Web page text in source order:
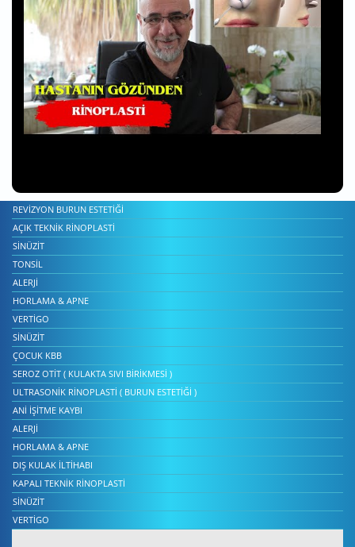
REVIZYON BURUN ESTETIĞI
AÇIK TEKNIK RINOPLASTI
SINÜZIT
TONSIL
ALERJI
HORLAMA & APNE
VERTIGO
SINÜZIT
ÇOCUK KBB
SEROZ OTIT ( KULAKTA SIVI BIRIKMESI )
ULTRASONIK RINOPLASTI ( BURUN ESTETIĞI )
ANI İŞITME KAYBI
ALERJI
HORLAMA & APNE
DIŞ KULAK İLTIHABI
KAPALI TEKNIK RINOPLASTI
SINÜZIT
VERTIGO